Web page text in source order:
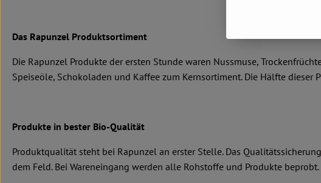
Das Rapunzel Produktsortiment
Die Rapunzel Produkte der ersten Stunde waren Nussmuse,
Speiseöle, Schokoladen und Kaffee zum Kernsortiment. Die Hälfte
Produkte in bester Bio-Qualität
Produktqualität steht bei Rapunzel an erster Stelle. Das
dem Feld. Bei Wareneingang werden alle Rohstoffe und Produkte